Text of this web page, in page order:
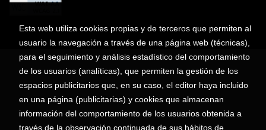
Esta web utiliza cookies propias y de terceros que permiten al
usuario la navegación a través de una página web (técnicas),
para el seguimiento y análisis estadístico del comportamiento
de los usuarios (analíticas), que permiten la gestión de los
espacios publicitarios que, en su caso, el editor haya incluido
en una página (publicitarias) y cookies que almacenan
información del comportamiento de los usuarios obtenida a
través de la observación continuada de sus hábitos de